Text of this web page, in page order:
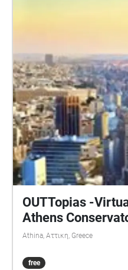
OUTTopias -
Athens
Athina, Αττικη, Greece
free